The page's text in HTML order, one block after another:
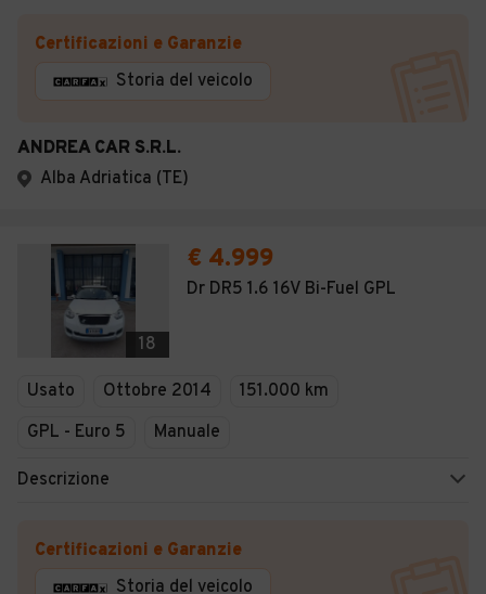
Certificazioni e Garanzie
Storia del veicolo
ANDREA CAR S.R.L.
Alba Adriatica (TE)
18
€ 4.999
Dr DR5 1.6 16V Bi-Fuel GPL
Usato Ottobre 2014
151.000 km
GPL - Euro 5
Manuale
Descrizione
Certificazioni e Garanzie
Storia del veicolo